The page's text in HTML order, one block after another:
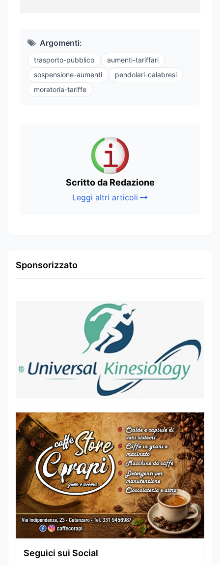
Argomenti:
trasporto-pubblico
aumenti-tariffari
sospensione-aumenti
pendolari-calabresi
moratoria-tariffe
Scritto da Redazione
Leggi altri articoli
Sponsorizzato
Seguici sui Social